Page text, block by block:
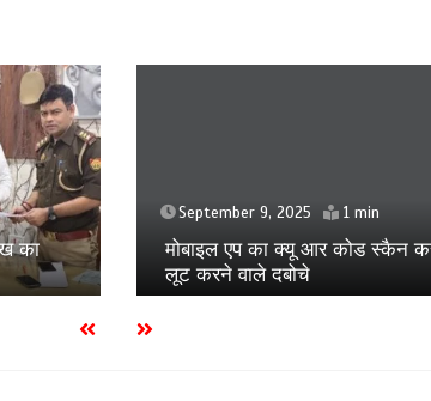
कर
September 5, 2025
मुस्कान के होने वाले बच्चे को मां से ही
जान का खतरा